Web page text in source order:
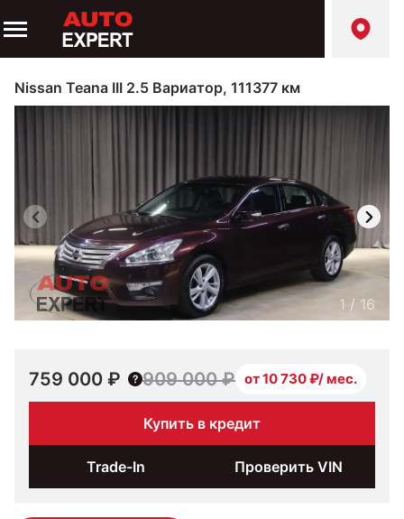
Nissan Teana III 2.5 Вариатор, 111377 км
1 / 16
759 000 ₽ 909 000 ₽ от 10 730 ₽/ мес.
Купить в кредит
Trade-In Проверить VIN